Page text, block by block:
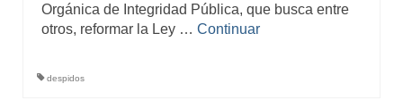
Orgánica de Integridad Pública, que busca entre
otros, reformar la Ley … Continuar
despidos